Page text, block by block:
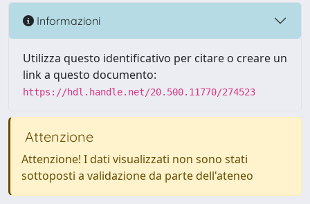
Informazioni
Utilizza questo identificativo per citare o creare un
link a questo documento:
https://hdl.handle.net/20.500.11770/274523
Attenzione
Attenzione! I dati visualizzati non sono stati
sottoposti a validazione da parte dell'ateneo